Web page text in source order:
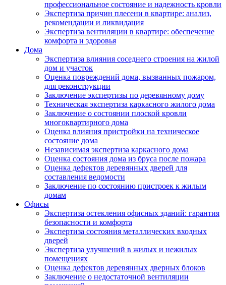
профессиональное состояние и надежность кровли
Экспертиза причин плесени в квартире: анализ,
рекомендации и ликвидация
Экспертиза вентиляции в квартире: обеспечение
комфорта и здоровья
Дома
Экспертиза влияния соседнего строения на жилой
дом и участок
Оценка повреждений дома, вызванных пожаром,
для реконструкции
Заключение экспертизы по деревянному дому
Техническая экспертиза каркасного жилого дома
Заключение о состоянии плоской кровли
многоквартирного дома
Оценка влияния пристройки на техническое
состояние дома
Независимая экспертиза каркасного дома
Оценка состояния дома из бруса после пожара
Оценка дефектов деревянных дверей для
составления ведомости
Заключение по состоянию пристроек к жилым
домам
Офисы
Экспертиза остекления офисных зданий: гарантия
безопасности и комфорта
Экспертиза состояния металлических входных
дверей
Экспертиза улучшений в жилых и нежилых
помещениях
Оценка дефектов деревянных дверных блоков
Заключение о недостаточной вентиляции